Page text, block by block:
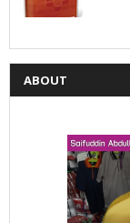
ABOUT